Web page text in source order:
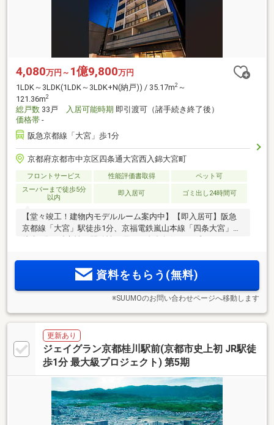
4,080万円～ 1億9,800万円
1LDK～3LDK(1LDK～3LDK+N(納戸)) / 35.17m2 ～
121.36m2
総戸数 33戸 入居可能時期 即引渡可（諸手続き終了後）
価格帯 -
阪急京都線「大宮」歩1分
京都府京都市中京区四条通大宮西入錦大宮町
フロントサービス 性能評価書取得
ペット可
スーパーまで徒歩5分
以内
即入居可 ゴミ出し24時間可
【堂々竣工！建物内モデルルーム案内中】【即入居可】阪急
京都線「大宮」駅徒歩1分、京福電鉄嵐山本線「四条大宮」駅
徒歩2分。独立性・開放性に優れた全邸角住戸。プライバシー
望する屋上テラス
資料をもらう(無料)
※SUUMOのお問い合わせページへ移動します
更新あり
ジェイグラン京都桂川駅前(京都市史上初 JR駅徒
歩1分 最大級プロジェクト) 第5期